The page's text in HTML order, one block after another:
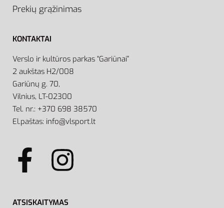
Prekių grąžinimas
KONTAKTAI
Verslo ir kultūros parkas “Gariūnai”
2 aukštas H2/008
Gariūnų g. 70,
Vilnius, LT-02300
Tel. nr.: +370 698 38570
El.paštas: info@vlsport.lt
ATSISKAITYMAS